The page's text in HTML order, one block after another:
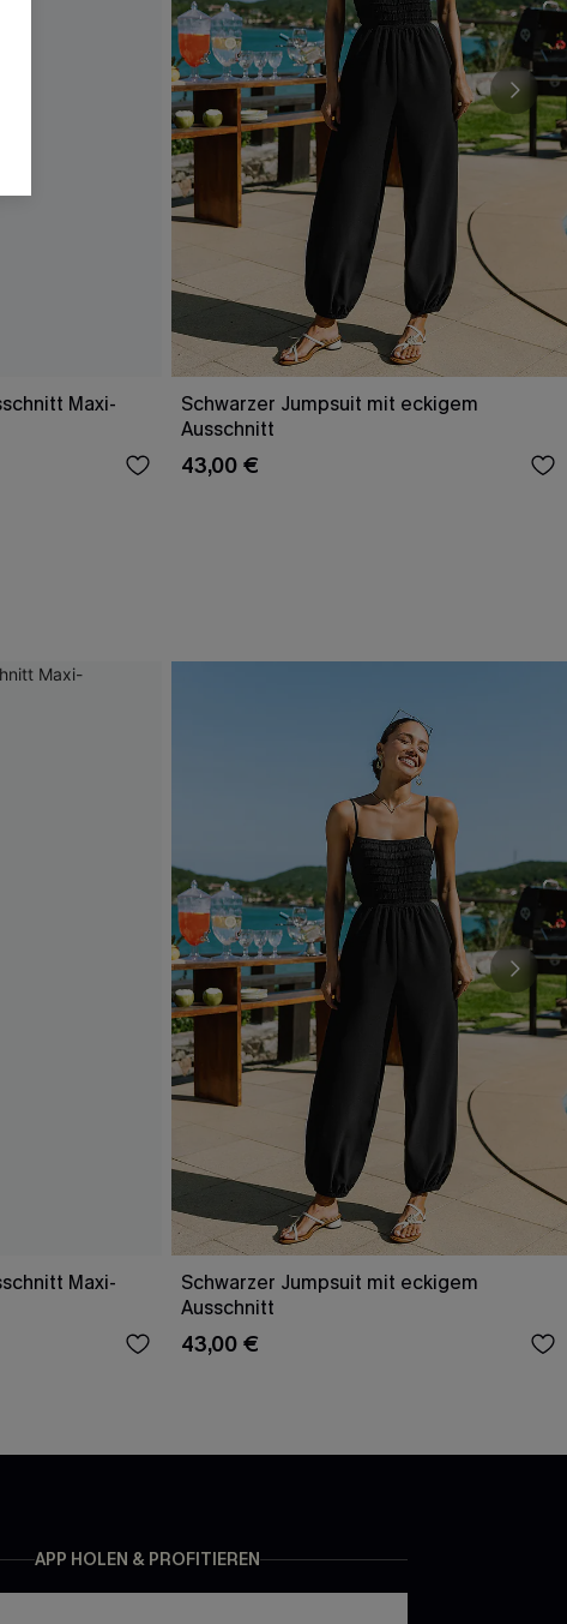
Maxi-
Schwarzer Jumpsuit mit eckigem
Ausschnitt
43,00 €
Maxi-
Schwarzer Jumpsuit mit eckigem
Ausschnitt
43,00 €
APP HOLEN & PROFITIEREN